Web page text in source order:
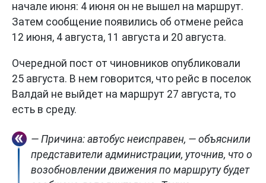
начале июня: 4 июня он не вышел на маршрут.
Затем сообщение появились об отмене рейса
12 июня, 4 августа, 11 августа и 20 августа.
Очередной пост от чиновников опубликовали
25 августа. В нем говорится, что рейс в поселок
Валдай не выйдет на маршрут 27 августа, то
есть в среду.
— Причина: автобус неисправен, — объяснили
представители администрации, уточнив, что о
возобновлении движения по маршруту будет